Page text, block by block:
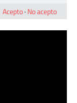
Acepto· No acepto